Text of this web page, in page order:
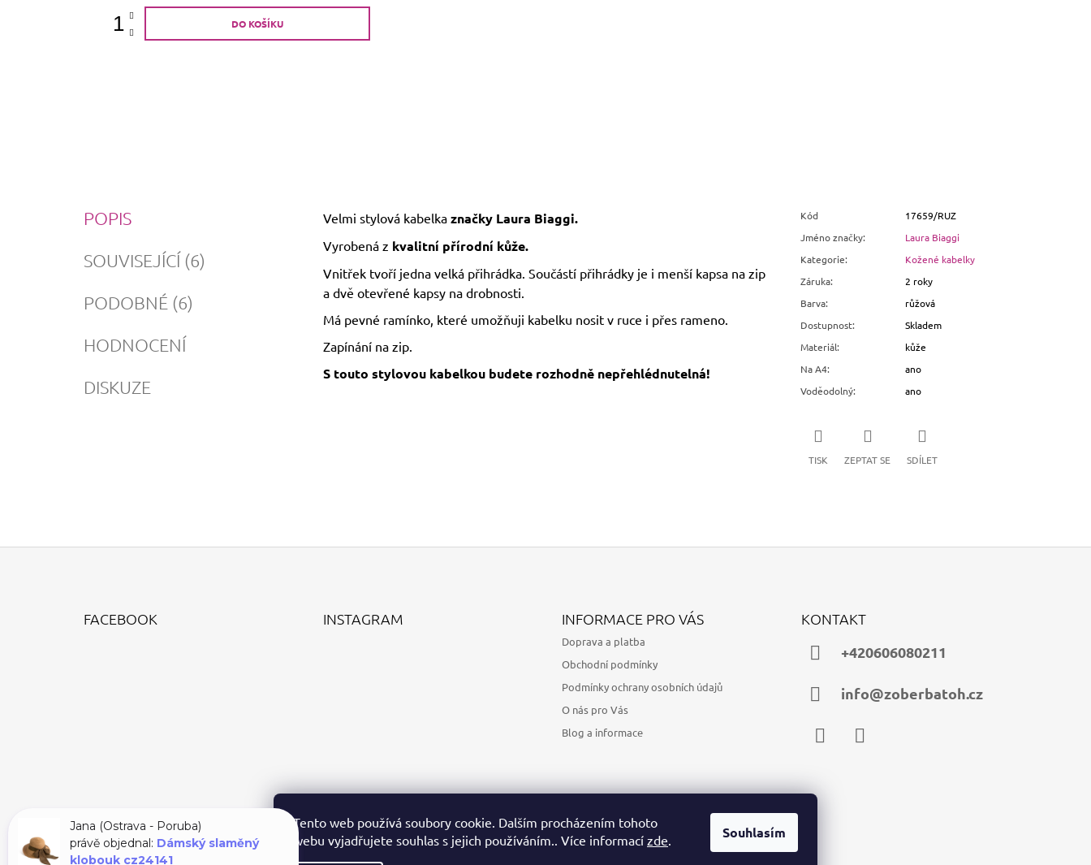
Tento web používá soubory cookie. Dalším procházením tohoto
webu vyjadřujete souhlas s jejich používáním.. Více informací zde. Souhlasím
DO KOŠÍKU
POPIS
SOUVISEJÍCÍ (6)
PODOBNÉ (6)
HODNOCENÍ
DISKUZE
Velmi stylová kabelkaznačky Laura Biaggi.
Vyrobená z kvalitní přírodní kůže.
Vnitřek tvoří jedna velká přihrádka. Součástí přihrádky je i menší kapsa na zip
a dvě otevřené kapsy na drobnosti.
Má pevné ramínko, které umožňuji kabelku nosit v ruce i přes rameno.
Zapínání na zip.
S touto stylovou kabelkou budete rozhodně nepřehlédnutelná!
Kód
17659/RUZ
Jméno značky:
Laura Biaggi
Kategorie:
Kožené kabelky
Záruka:
2 roky
Barva:
růžová
Dostupnost:
Skladem
Materiál:
kůže
Na A4:
ano
Voděodolný: ano
TISK ZEPTAT SE SDÍLET
FACEBOOK INSTAGRAM INFORMACE PRO VÁS
Doprava a platba
Obchodní podmínky
Podmínky ochrany osobních údajů
O nás pro Vás
Blog a informace
KONTAKT
+420606080211
info@zoberbatoh.cz
Jana (Ostrava - Poruba)
právě objednal: Dámský slaměný
klobouk cz24141